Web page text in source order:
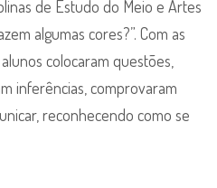
de Estudo do Meio e Artes
algumas cores?”. Com as
colocaram questões,
inferências, comprovaram
reconhecendo como se